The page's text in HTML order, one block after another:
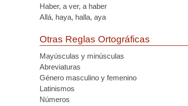
Haber, a ver, a haber
Allá, haya, halla, aya
Otras Reglas Ortográficas
Mayúsculas y minúsculas
Abreviaturas
Género masculino y femenino
Latinismos
Números